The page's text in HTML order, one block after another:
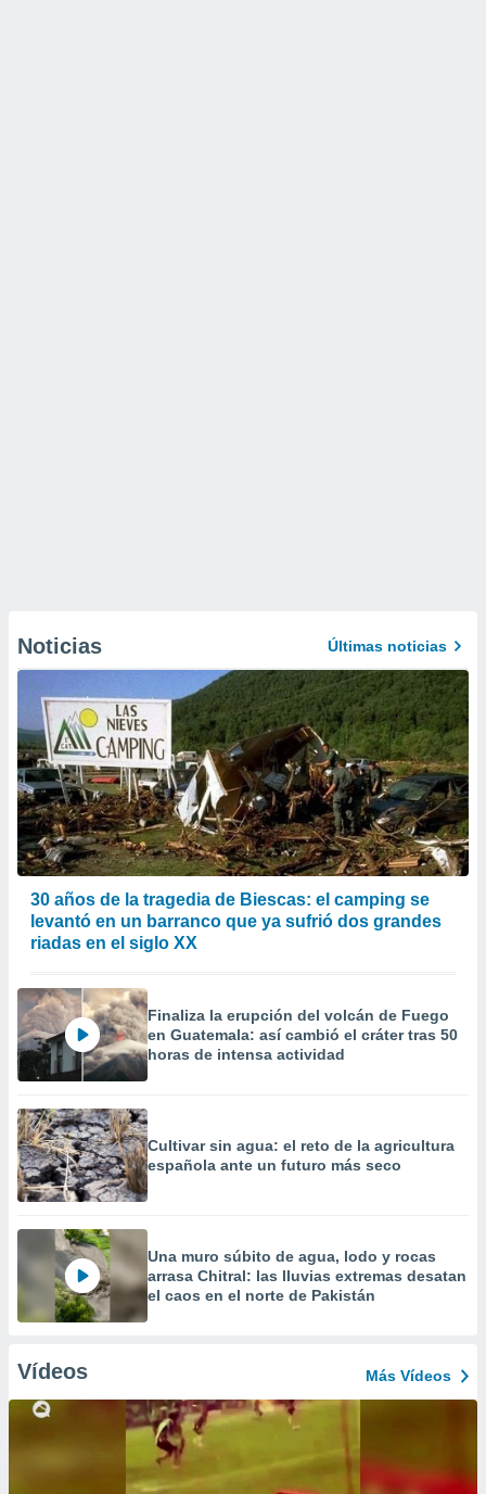
Noticias Últimas noticias
30 años de la tragedia de Biescas: el camping se
levantó en un barranco que ya sufrió dos grandes
riadas en el siglo XX
Finaliza la erupción del volcán de Fuego
en Guatemala: así cambió el cráter tras 50
horas de intensa actividad
Cultivar sin agua: el reto de la agricultura
española ante un futuro más seco
Una muro súbito de agua, lodo y rocas
arrasa Chitral: las lluvias extremas desatan
el caos en el norte de Pakistán
Vídeos Más Vídeos